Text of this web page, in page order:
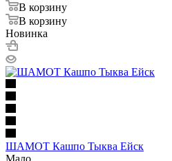
В корзину
В корзину
Новинка
ШАМОТ Кашпо Тыква Ейск
Мало